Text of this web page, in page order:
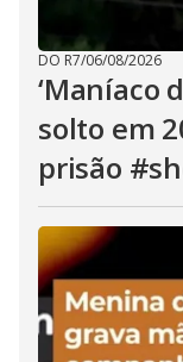
DO R7/06/08/2026
‘Maníaco
solto em
prisão